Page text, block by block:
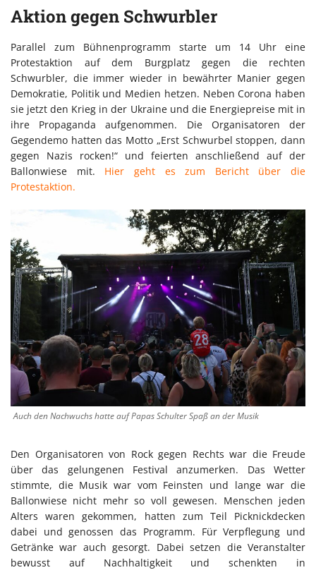
Aktion gegen Schwurbler
Parallel zum Bühnenprogramm starte um 14 Uhr eine
Protestaktion auf dem Burgplatz gegen die rechten
Schwurbler, die immer wieder in bewährter Manier gegen
Demokratie, Politik und Medien hetzen. Neben Corona haben
sie jetzt den Krieg in der Ukraine und die Energiepreise mit in
ihre Propaganda aufgenommen. Die Organisatoren der
Gegendemo hatten das Motto „Erst Schwurbel stoppen, dann
gegen Nazis rocken!“ und feierten anschließend auf der
Ballonwiese mit. Hier geht es zum Bericht über die
Protestaktion.
Auch den Nachwuchs hatte auf Papas Schulter Spaß an der Musik
Den Organisatoren von Rock gegen Rechts war die Freude
über das gelungenen Festival anzumerken. Das Wetter
stimmte, die Musik war vom Feinsten und lange war die
Ballonwiese nicht mehr so voll gewesen. Menschen jeden
Alters waren gekommen, hatten zum Teil Picknickdecken
dabei und genossen das Programm. Für Verpflegung und
Getränke war auch gesorgt. Dabei setzen die Veranstalter
bewusst auf Nachhaltigkeit und schenkten in